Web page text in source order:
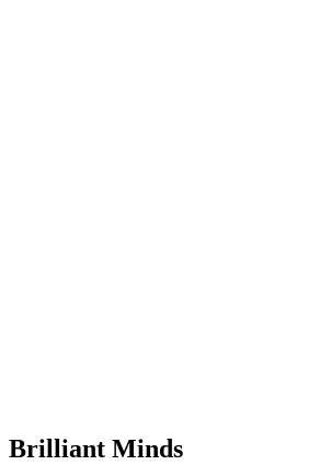
Brilliant Minds